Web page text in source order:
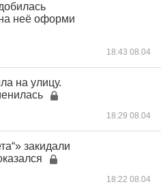
неё оформи
18:43 08.04
на улицу.
18:29 08.04
закидали
18:22 08.04